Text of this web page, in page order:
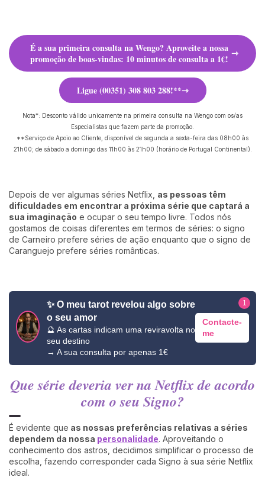
É a sua primeira consulta na Wengo? Aproveite a nossa
promoção de boas-vindas: 10 minutos de consulta a 1€!
Ligue (00351) 308 803 288!**
Nota*: Desconto válido unicamente na primeira consulta na Wengo com os/as
Especialistas que fazem parte da promoção.
**Serviço de Apoio ao Cliente, disponível de segunda a sexta-feira das 08h00 às
21h00; de sábado a domingo das 11h00 às 21h00 (horário de Portugal Continental).
Depois de ver algumas séries Netflix, as pessoas têm
dificuldades em encontrar a próxima série que captará a
sua imaginação e ocupar o seu tempo livre. Todos nós
gostamos de coisas diferentes em termos de séries: o signo
de Carneiro prefere séries de ação enquanto que o signo de
Caranguejo prefere séries românticas.
✨ O meu tarot revelou algo sobre
o seu amor
🔮 As cartas indicam uma reviravolta no
seu destino
→ A sua consulta por apenas 1€
Contacte-
me
1
Que série deveria ver na Netflix de acordo
com o seu Signo?
É evidente que as nossas preferências relativas a séries
dependem da nossa personalidade. Aproveitando o
conhecimento dos astros, decidimos simplificar o processo de
escolha, fazendo corresponder cada Signo à sua série Netflix
ideal.